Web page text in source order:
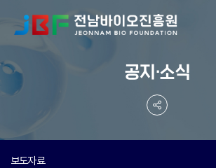
공지·소식
보도자료